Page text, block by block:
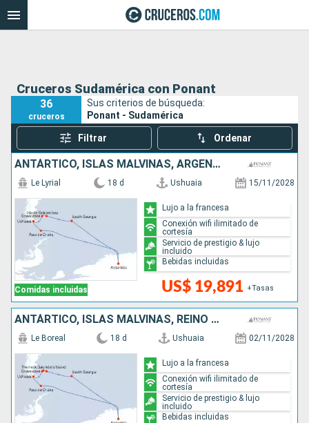
Cruceros Sudamérica con Ponant
36
cruceros
Sus criterios de búsqueda:
Ponant - Sudamérica
Filtrar Ordenar
ANTÁRTICO, ISLAS MALVINAS, ARGENTINA, REINO UNIDO
Comidas incluidas
Le Lyrial 18 d Ushuaia 15/11/2028
US$ 19,891 +Tasas
Lujo a la francesa
Conexión wifi ilimitado de
cortesía
Servicio de prestigio & lujo
incluido
Bebidas incluidas
ANTÁRTICO, ISLAS MALVINAS, REINO UNIDO, ARGENTINA
Le Boreal 18 d Ushuaia 02/11/2028
Lujo a la francesa
Conexión wifi ilimitado de
cortesía
Servicio de prestigio & lujo
incluido
Bebidas incluidas